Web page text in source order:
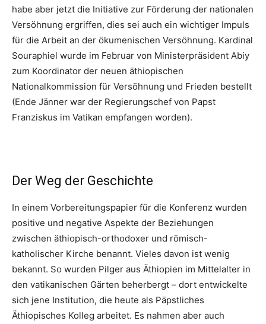
habe aber jetzt die Initiative zur Förderung der nationalen
Versöhnung ergriffen, dies sei auch ein wichtiger Impuls
für die Arbeit an der ökumenischen Versöhnung. Kardinal
Souraphiel wurde im Februar von Ministerpräsident Abiy
zum Koordinator der neuen äthiopischen
Nationalkommission für Versöhnung und Frieden bestellt
(Ende Jänner war der Regierungschef von Papst
Franziskus im Vatikan empfangen worden).
Der Weg der Geschichte
In einem Vorbereitungspapier für die Konferenz wurden
positive und negative Aspekte der Beziehungen
zwischen äthiopisch-orthodoxer und römisch-
katholischer Kirche benannt. Vieles davon ist wenig
bekannt. So wurden Pilger aus Äthiopien im Mittelalter in
den vatikanischen Gärten beherbergt – dort entwickelte
sich jene Institution, die heute als Päpstliches
Äthiopisches Kolleg arbeitet. Es nahmen aber auch